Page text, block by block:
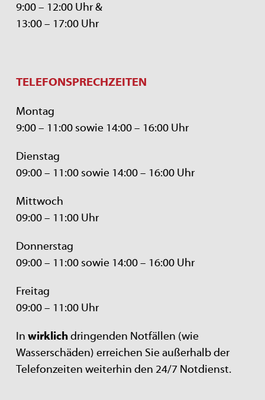
9:00 – 12:00 Uhr &
13:00 – 17:00 Uhr
TELEFONSPRECHZEITEN
Montag
9:00 – 11:00 sowie 14:00 – 16:00 Uhr
Dienstag
09:00 – 11:00 sowie 14:00 – 16:00 Uhr
Mittwoch
09:00 – 11:00 Uhr
Donnerstag
09:00 – 11:00 sowie 14:00 – 16:00 Uhr
Freitag
09:00 – 11:00 Uhr
In wirklichdringenden Notfällen (wie
Wasserschäden) erreichen Sie außerhalb der
Telefonzeiten weiterhin den 24/7 Notdienst.